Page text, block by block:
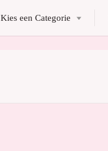
Kies een Categorie